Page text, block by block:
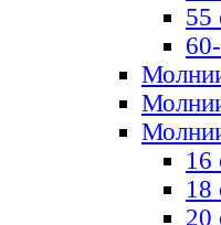
55
16
18
20